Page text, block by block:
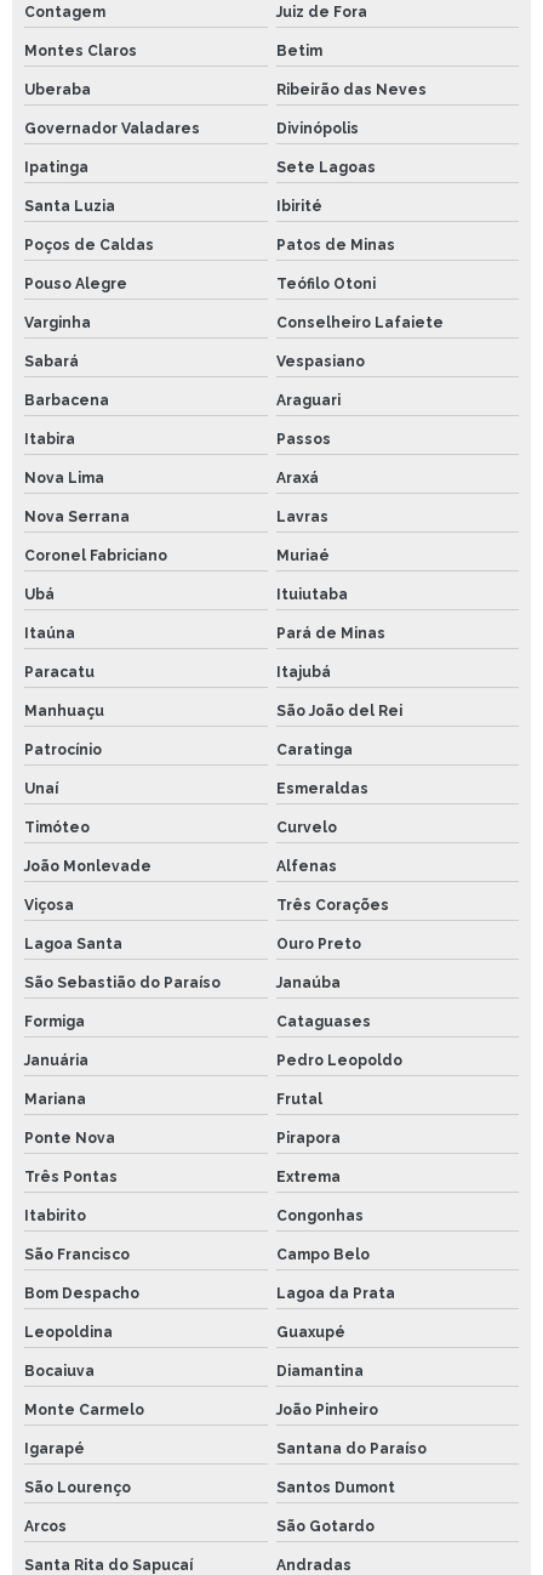
Contagem Juiz de Fora
Montes Claros Betim
Uberaba Ribeirão das Neves
Governador Valadares Divinópolis
Ipatinga Sete Lagoas
Santa Luzia Ibirité
Poços de Caldas Patos de Minas
Pouso Alegre Teófilo Otoni
Varginha Conselheiro Lafaiete
Sabará Vespasiano
Barbacena Araguari
Itabira Passos
Nova Lima Araxá
Nova Serrana Lavras
Coronel Fabriciano Muriaé
Ubá Ituiutaba
Itaúna Pará de Minas
Paracatu Itajubá
Manhuaçu São João del Rei
Patrocínio Caratinga
Unaí Esmeraldas
Timóteo Curvelo
João Monlevade Alfenas
Viçosa Três Corações
Lagoa Santa Ouro Preto
São Sebastião do Paraíso Janaúba
Formiga Cataguases
Januária Pedro Leopoldo
Mariana Frutal
Ponte Nova Pirapora
Três Pontas Extrema
Itabirito Congonhas
São Francisco Campo Belo
Bom Despacho Lagoa da Prata
Leopoldina Guaxupé
Bocaiuva Diamantina
Monte Carmelo João Pinheiro
Igarapé Santana do Paraíso
São Lourenço Santos Dumont
Arcos São Gotardo
Santa Rita do Sapucaí Andradas